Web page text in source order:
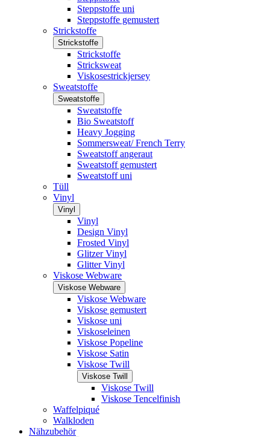
Steppstoffe uni
Steppstoffe gemustert
Strickstoffe
Strickstoffe
Strickstoffe
Stricksweat
Viskosestrickjersey
Sweatstoffe
Sweatstoffe
Sweatstoffe
Bio Sweatstoff
Heavy Jogging
Sommersweat/ French Terry
Sweatstoff angeraut
Sweatstoff gemustert
Sweatstoff uni
Tüll
Vinyl
Vinyl
Vinyl
Design Vinyl
Frosted Vinyl
Glitzer Vinyl
Glitter Vinyl
Viskose Webware
Viskose Webware
Viskose Webware
Viskose gemustert
Viskose uni
Viskoseleinen
Viskose Popeline
Viskose Satin
Viskose Twill
Viskose Twill
Viskose Twill
Viskose Tencelfinish
Waffelpiqué
Walkloden
Nähzubehör